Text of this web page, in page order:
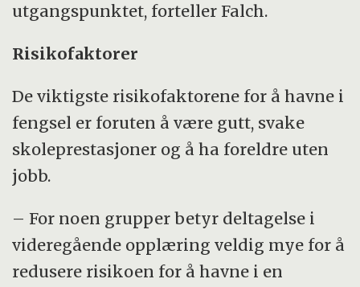
utgangspunktet, forteller Falch.
Risikofaktorer
De viktigste risikofaktorene for å havne i
fengsel er foruten å være gutt, svake
skoleprestasjoner og å ha foreldre uten
jobb.
– For noen grupper betyr deltagelse i
videregående opplæring veldig mye for å
redusere risikoen for å havne i en